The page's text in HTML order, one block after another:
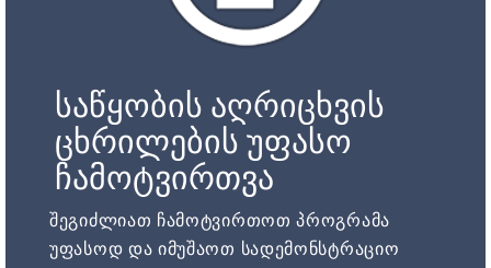
საწყობის აღრიცხვის
ცხრილების უფასო
ჩამოტვირთვა
შეგიძლიათ ჩამოტვირთოთ პროგრამა
უფასოდ და იმუშაოთ სადემონსტრაციო